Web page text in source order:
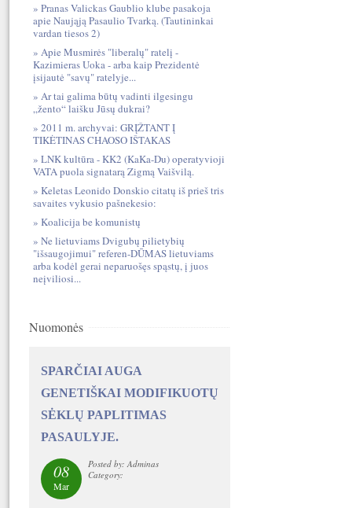
Pranas Valickas Gaublio klube pasakoja
apie Naująją Pasaulio Tvarką. (Tautininkai
vardan tiesos 2)
Apie Musmirės "liberalų" ratelį -
Kazimieras Uoka - arba kaip Prezidentė
įsijautė "savų" ratelyje...
Ar tai galima būtų vadinti ilgesingu
„žento“ laišku Jūsų dukrai?
2011 m. archyvai: GRĮŽTANT Į
TIKĖTINAS CHAOSO IŠTAKAS
LNK kultūra - KK2 (KaKa-Du) operatyvioji
VATA puola signatarą Zigmą Vaišvilą.
Keletas Leonido Donskio citatų iš prieš tris
savaites vykusio pašnekesio:
Koalicija be komunistų
Ne lietuviams Dvigubų pilietybių
"išsaugojimui" referen-DŪMAS lietuviams
arba kodėl gerai neparuošęs spąstų, į juos
neįviliosi...
Nuomonės
SPARČIAI AUGA
GENETIŠKAI MODIFIKUOTŲ
SĖKLŲ PAPLITIMAS
PASAULYJE.
08
Mar
Posted by: Adminas
Category: